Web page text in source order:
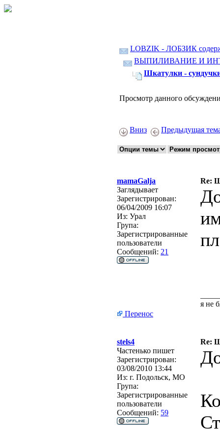
LOBZIK - ЛОБЗИК
ВЫПИЛИВАНИЕ И
Шкатулки -
Просмотр данного
Вниз Предыдущая
mamaGalja
Re:
Заглядывает
Зарегистрирован:
06/04/2009 16:07
Из: Урал
Група:
Зарегистрированные
пользователи
Сообщений: 21
я не
Перенос
stels4
Re:
Частенько пишет
Зарегистрирован:
03/08/2010 13:44
Из: г. Подольск, МО
Група:
Зарегистрированные
пользователи
Сообщений: 59